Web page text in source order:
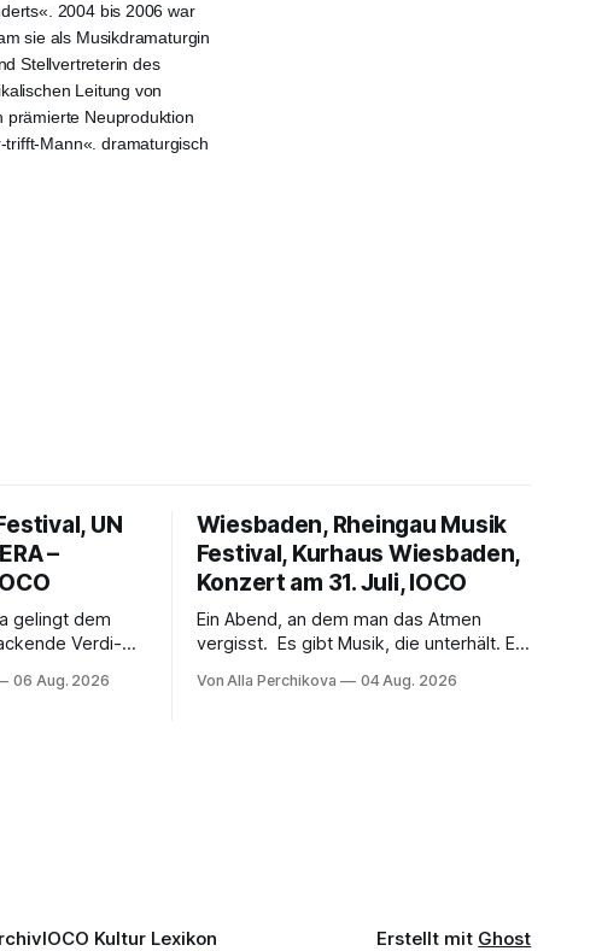
2004 bis 2006 war
sie als Musikdramaturgin
Stellvertreterin des
Leitung von
prämierte Neuproduktion
Mann«. dramaturgisch
UN
–
gelingt dem
Verdi-
Kerssenbrock
06 Aug. 2026
Wiesbaden, Rheingau Musik
Festival, Kurhaus Wiesbaden,
Konzert am 31. Juli, IOCO
Ein Abend, an dem man das Atmen
vergisst. Es gibt Musik, die unterhält. Es
Musik, nach der man minutenlang kein
Von Alla Perchikova 04 Aug. 2026
IOCO Kultur Lexikon Erstellt mit Ghost